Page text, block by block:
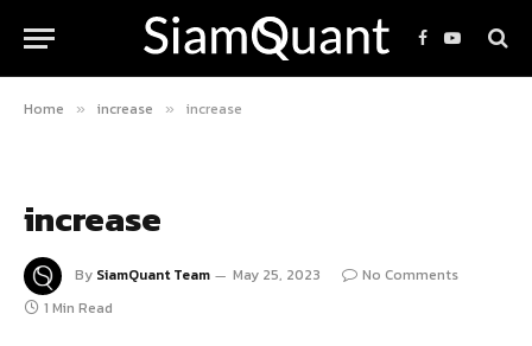
Facebook
YouTube
Home » increase » increase
increase
By SiamQuant Team May 25, 2023
No Comments
1 Min Read